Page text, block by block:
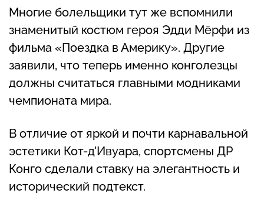
Многие болельщики тут же вспомнили
знаменитый костюм героя Эдди Мёрфи из
фильма «Поездка в Америку». Другие
заявили, что теперь именно конголезцы
должны считаться главными модниками
чемпионата мира.
В отличие от яркой и почти карнавальной
эстетики Кот-д'Ивуара, спортсмены ДР
Конго сделали ставку на элегантность и
исторический подтекст.